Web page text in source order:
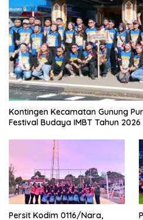
Kontingen Kecamatan Gunung
Festival Budaya IMBT Tahun 2026
Persit Kodim 0116/Nara,